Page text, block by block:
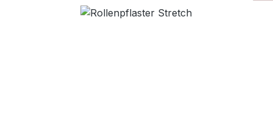
Bildergalerie überspringen